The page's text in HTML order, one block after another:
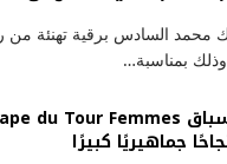
محمد السادس برقية تهنئة من
بمناسبة…
جماهيريًا كبيرًا